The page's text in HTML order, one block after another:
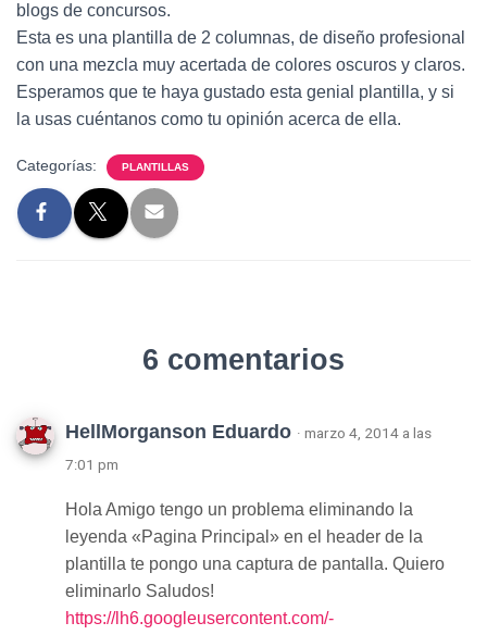
blogs de concursos.
Esta es una plantilla de 2 columnas, de diseño profesional
con una mezcla muy acertada de colores oscuros y claros.
Esperamos que te haya gustado esta genial plantilla, y si
la usas cuéntanos como tu opinión acerca de ella.
Categorías: PLANTILLAS
6 comentarios
HellMorganson Eduardo · marzo 4, 2014 a las
7:01 pm
Hola Amigo tengo un problema eliminando la
leyenda «Pagina Principal» en el header de la
plantilla te pongo una captura de pantalla. Quiero
eliminarlo Saludos!
https://lh6.googleusercontent.com/-